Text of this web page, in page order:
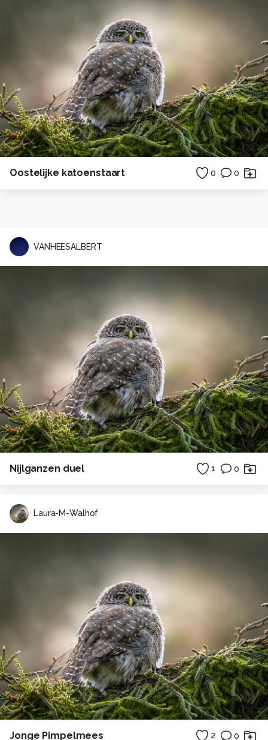
Oostelijke katoenstaart 0 0
VANHEESALBERT
Nijlganzen duel 1 0
Laura-M-Walhof
Jonge Pimpelmees 2 0